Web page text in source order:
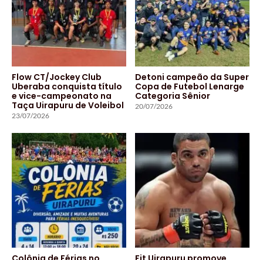
Flow CT/Jockey Club
Uberaba conquista título
e vice-campeonato na
Taça Uirapuru de Voleibol
23/07/2026
Detoni campeão da Super
Copa de Futebol Lenarge
Categoria Sênior
20/07/2026